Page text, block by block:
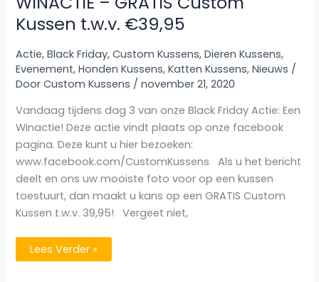
Kussen t.w.v. €39,95
Actie,Black Friday,Custom Kussens,Dieren Kussens,
Evenement,Honden Kussens,Katten Kussens,Nieuws /
DoorCustom Kussens /november 21, 2020
Vandaag tijdens dag 3 van onze Black Friday Actie: Een
Winactie! Deze actie vindt plaats op onze facebook
pagina. Deze kunt u hier bezoeken:
www.facebook.com/CustomKussens Als u het bericht
deelt en ons uw mooiste foto voor op een kussen
toestuurt, dan maakt u kans op een GRATIS Custom
Kussen t.w.v. 39,95! Vergeet niet,
BLACK
FRIDAY
Lees Verder »